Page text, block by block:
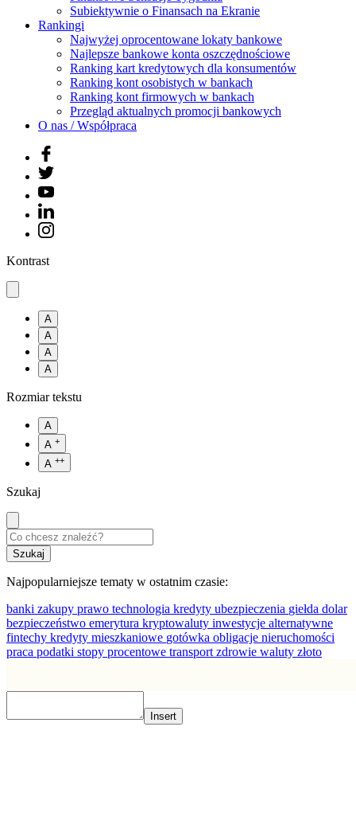
Subiektywnie o Finansach na Ekranie
Rankingi
Najwyżej oprocentowane lokaty bankowe
Najlepsze bankowe konta oszczędnościowe
Ranking kart kredytowych dla konsumentów
Ranking kont osobistych w bankach
Ranking kont firmowych w bankach
Przegląd aktualnych promocji bankowych
O nas / Współpraca
Kontrast
A
A
A
A
Rozmiar tekstu
A
A +
A ++
Szukaj
Najpopularniejsze tematy w ostatnim czasie:
banki zakupy prawo technologia kredyty ubezpieczenia giełda dolar
bezpieczeństwo emerytura kryptowaluty inwestycje alternatywne
fintechy kredyty mieszkaniowe gotówka obligacje nieruchomości
praca podatki stopy procentowe transport zdrowie waluty złoto
Insert